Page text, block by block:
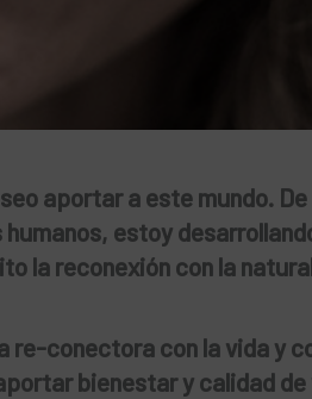
aportar a este mundo.
estoy
la reconexión con la
re-conectora con la vida y
bienestar y calidad de